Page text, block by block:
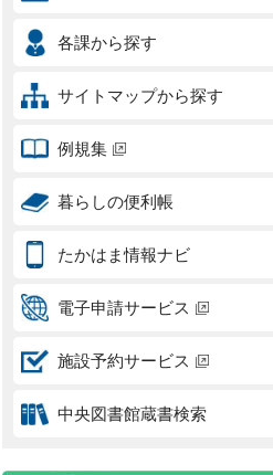
各課から探す
サイトマップから探す
例規集
暮らしの便利帳
たかはま情報ナビ
電子申請サービス
施設予約サービス
中央図書館蔵書検索